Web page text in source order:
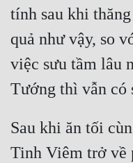
Xây Dựng Thế Lực
Đam Mỹ
tính sau khi
quả như vậy, so
việc sưu tầm lâu
Sau khi ăn tối
Tinh Viêm trở về